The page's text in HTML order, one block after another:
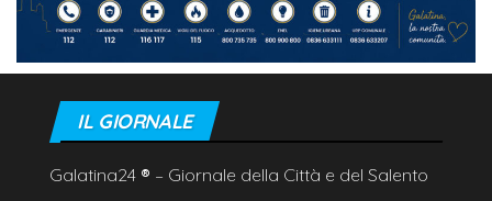
IL GIORNALE
Galatina24 ® – Giornale della Città e del Salento